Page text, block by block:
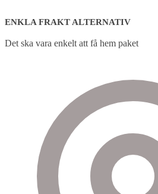
ENKLA FRAKT ALTERNATIV
Det ska vara enkelt att få hem paket